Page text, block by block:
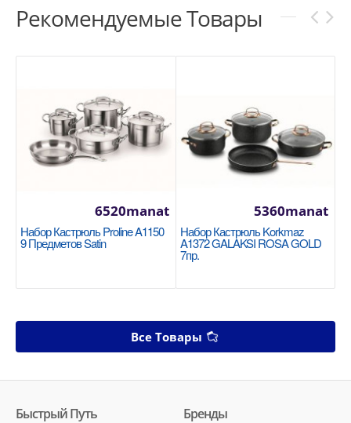
Рекомендуемые Товары
Набор Кастрюль Proline A1150
9 Предметов Satin
6520manat
Набор Кастрюль Korkmaz
A1372 GALAKSI ROSA GOLD
7пр.
5360manat
Все Товары
Быстрый Путь Бренды